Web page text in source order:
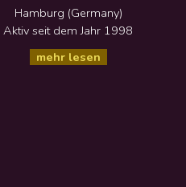
Hamburg (Germany)
Aktiv seit dem Jahr 1998
mehr lesen